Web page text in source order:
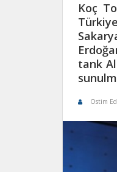
Koç
tank
Ostim